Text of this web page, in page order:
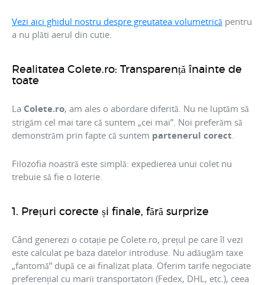
Vezi aici ghidul nostru despre greutatea volumetrică pentru
a nu plăti aerul din cutie.
Realitatea Colete.ro: Transparență înainte de
toate
La Colete.ro, am ales o abordare diferită. Nu ne luptăm să
strigăm cel mai tare că suntem „cei mai”. Noi preferăm să
demonstrăm prin fapte că suntem partenerul corect.
Filozofia noastră este simplă: expedierea unui colet nu
trebuie să fie o loterie.
1. Prețuri corecte și finale, fără surprize
Când generezi o cotație pe Colete.ro, prețul pe care îl vezi
este calculat pe baza datelor introduse. Nu adăugăm taxe
„fantomă” după ce ai finalizat plata. Oferim tarife negociate
preferențial cu marii transportatori (Fedex, DHL, etc.), ceea